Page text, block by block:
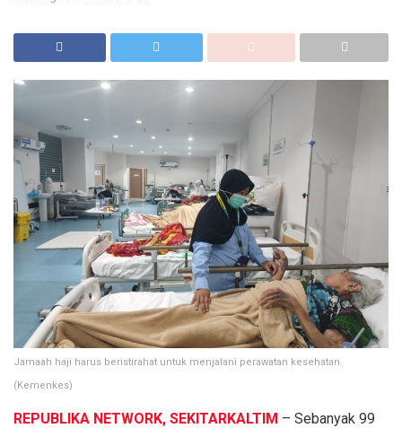
Jamaah haji harus beristirahat untuk menjalani perawatan kesehatan.
(Kemenkes)
REPUBLIKA NETWORK, SEKITARKALTIM – Sebanyak 99